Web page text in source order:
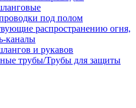
под полом
распространению огня,
каналы
и рукавов
трубы/Трубы для защиты